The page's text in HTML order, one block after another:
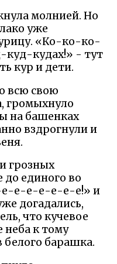
молнией. Но
уже
«Ко-ко-ко-
кудах!» - тут
кур и дети.
всю свою
громыхнуло
на башенках
вздрогнули и
грозных
до единого во
е-е-е-е-е-е-е!» и
догадались,
что кучевое
к тому
белого барашка.